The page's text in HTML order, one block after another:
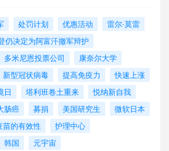
处罚计划 优惠活动
雷尔·莫雷
仍决定为阿富汗撤军辩护
多米尼恩投票公司
康奈尔大学
新型冠状病毒 提高免疫力
快速上涨
日 塔利班卷土重来
悦纳新自我
肠癌 募捐 美国研究生
微软日本
苗的有效性
护理中心
韩国 元宇宙